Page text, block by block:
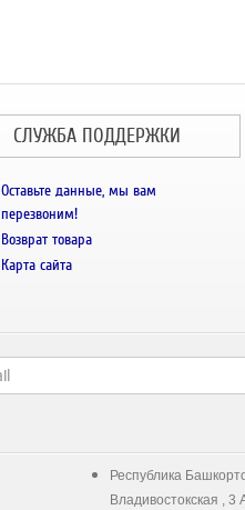
СЛУЖБА ПОДДЕРЖКИ
Оставьте данные, мы вам
перезвоним!
Возврат товара
Карта сайта
Республика
Владивостокская , 3